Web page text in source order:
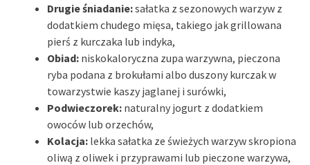
Drugie śniadanie:sałatka z sezonowych warzyw z
dodatkiem chudego mięsa, takiego jak grillowana
pierś z kurczaka lub indyka,
Obiad: niskokaloryczna zupa warzywna, pieczona
ryba podana z brokułami albo duszony kurczak w
towarzystwie kaszy jaglanej i surówki,
Podwieczorek: naturalny jogurt z dodatkiem
owoców lub orzechów,
Kolacja: lekka sałatka ze świeżych warzyw skropiona
oliwą z oliwek i przyprawami lub pieczone warzywa,